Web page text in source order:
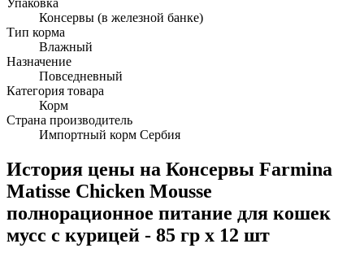
Упаковка
Консервы (в железной банке)
Тип корма
Влажный
Назначение
Повседневный
Категория товара
Корм
Страна производитель
Импортный корм Сербия
История цены на Консервы Farmina
Matisse Chicken Mousse
полнорационное питание для кошек
мусс с курицей - 85 гр х 12 шт